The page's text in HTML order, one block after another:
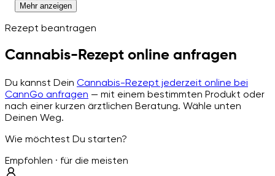
Mehr anzeigen
Rezept beantragen
Cannabis-Rezept online anfragen
Du kannst Dein Cannabis-Rezept jederzeit online bei
CannGo anfragen — mit einem bestimmten Produkt oder
nach einer kurzen ärztlichen Beratung. Wähle unten
Deinen Weg.
Wie möchtest Du starten?
Empfohlen · für die meisten